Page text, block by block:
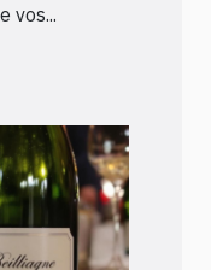
vos...